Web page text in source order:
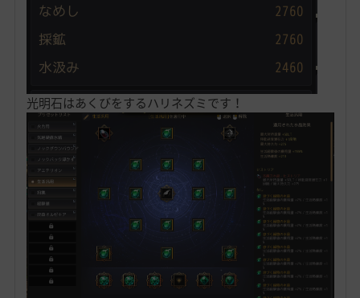
光明石はあくびをするハリネズミです！